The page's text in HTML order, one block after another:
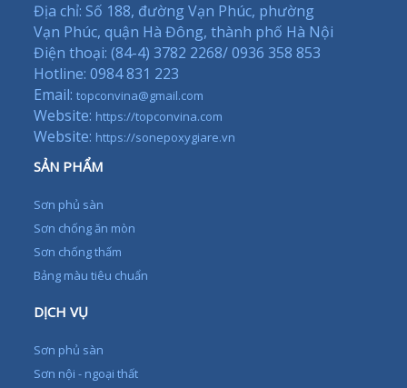
Địa chỉ: Số 188, đường Vạn Phúc, phường
Vạn Phúc, quận Hà Đông, thành phố Hà Nội
Điện thoại: (84-4) 3782 2268/ 0936 358 853
Hotline: 0984 831 223
Email:topconvina@gmail.com
Website: https://topconvina.com
Website: https://sonepoxygiare.vn
SẢN PHẨM
Sơn phủ sàn
Sơn chống ăn mòn
Sơn chống thấm
Bảng màu tiêu chuẩn
DỊCH VỤ
Sơn phủ sàn
Sơn nội - ngoại thất